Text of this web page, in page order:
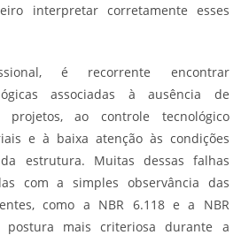
interpretar corretamente esses
é recorrente encontrar
associadas à ausência de
projetos, ao controle tecnológico
e à baixa atenção às condições
estrutura. Muitas dessas falhas
com a simples observância das
como a NBR 6.118 e a NBR
postura mais criteriosa durante a